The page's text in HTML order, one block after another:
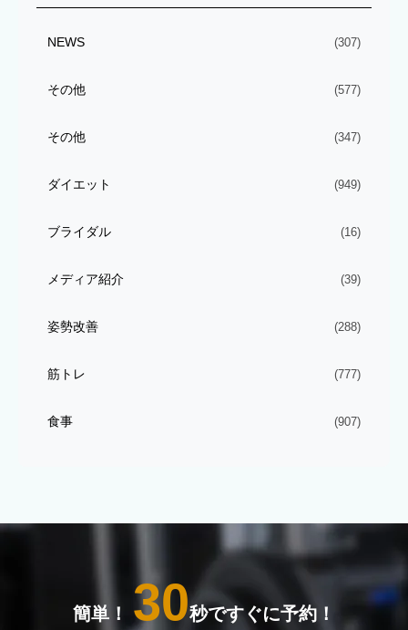
NEWS (307)
その他 (577)
その他 (347)
ダイエット (949)
ブライダル (16)
メディア紹介 (39)
姿勢改善 (288)
筋トレ (777)
食事 (907)
簡単！ 30秒ですぐに予約！